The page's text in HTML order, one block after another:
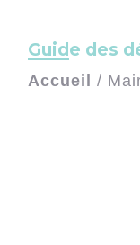
Guide des
Accueil /